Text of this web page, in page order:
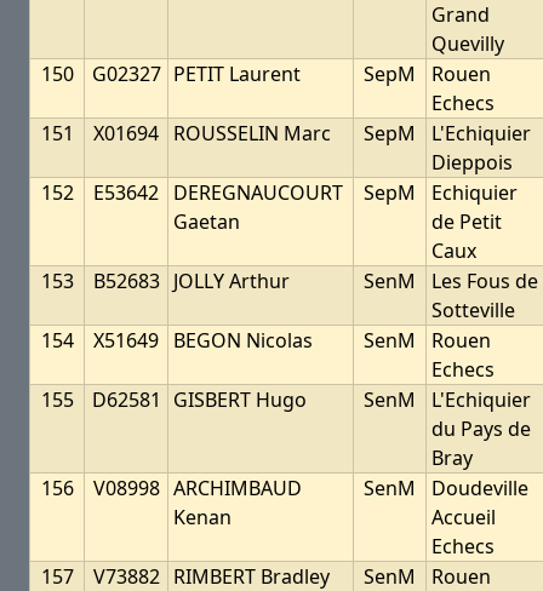
Grand
Quevilly
150
G02327 PETIT Laurent SepM
Rouen
Echecs
151
X01694 ROUSSELIN Marc SepM
L'Echiquier
Dieppois
152
E53642 DEREGNAUCOURT
Gaetan
SepM
Echiquier
de Petit
Caux
153
B52683 JOLLY Arthur SenM
Les Fous de
Sotteville
154
X51649 BEGON Nicolas SenM
Rouen
Echecs
155
D62581 GISBERT Hugo SenM
L'Echiquier
du Pays de
Bray
156
V08998 ARCHIMBAUD
Kenan
SenM
Doudeville
Accueil
Echecs
157
V73882 RIMBERT Bradley SenM
Rouen